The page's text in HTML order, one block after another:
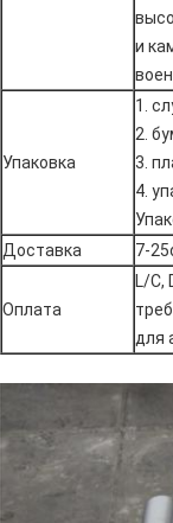
и
Упаковка
1.
2.
3.
4.
Доставка
7-
Оплата
L/C,
для